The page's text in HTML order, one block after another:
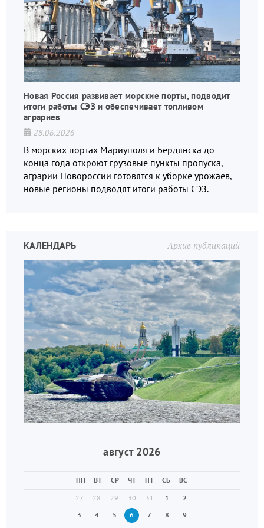
Новая Россия развивает морские порты, подводит
итоги работы СЭЗ и обеспечивает топливом
аграриев
28.06.2026
В морских портах Мариуполя и Бердянска до
конца года откроют грузовые пункты пропуска,
аграрии Новороссии готовятся к уборке урожаев,
новые регионы подводят итоги работы СЭЗ.
Архив публикаций
КАЛЕНДАРЬ
август 2026
ПН ВТ СР ЧТ ПТ СБ
ВС
27
28 29 30 31 1
2
3
4 5 6 7 8
9